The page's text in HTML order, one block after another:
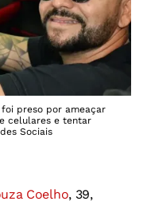
foi preso por ameaçar
celulares e tentar
Sociais
Coelho, 39,